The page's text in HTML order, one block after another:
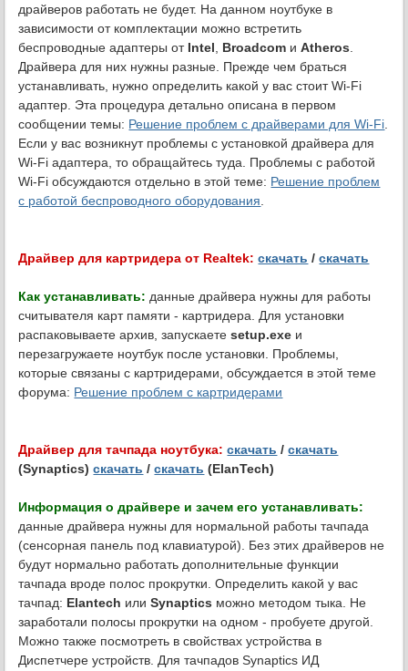
драйверов работать не будет. На данном ноутбуке в
зависимости от комплектации можно встретить
беспроводные адаптеры от Intel Broadcom иAtheros
Драйвера для них нужны разные. Прежде чем браться
устанавливать, нужно определить какой у вас стоит Wi-Fi
адаптер. Эта процедура детально описана в первом
сообщении темы: Решение проблем с драйверами для Wi-Fi
Если у вас возникнут проблемы с установкой драйвера для
Wi-Fi адаптера, то обращайтесь туда. Проблемы с работой
Wi-Fi обсуждаются отдельно в этой теме: Решение проблем
с работой беспроводного оборудования
Драйвер для картридера от Realtek: скачать /скачать
Как устанавливать: данные драйвера нужны для работы
считывателя карт памяти - картридера. Для установки
распаковываете архив, запускаетеsetup.exe и
перезагружаете ноутбук после установки. Проблемы,
которые связаны с картридерами, обсуждается в этой теме
форума: Решение проблем с картридерами
Драйвер для тачпада ноутбука: скачать /скачать
(Synaptics)скачать /скачать (ElanTech)
Информация о драйвере и зачем его устанавливать:
данные драйвера нужны для нормальной работы тачпада
(сенсорная панель под клавиатурой). Без этих драйверов не
будут нормально работать дополнительные функции
тачпада вроде полос прокрутки. Определить какой у вас
тачпад: Elantech илиSynaptics можно методом тыка. Не
заработали полосы прокрутки на одном - пробуете другой.
Можно также посмотреть в свойствах устройства в
Диспетчере устройств. Для тачпадов Synaptics ИД